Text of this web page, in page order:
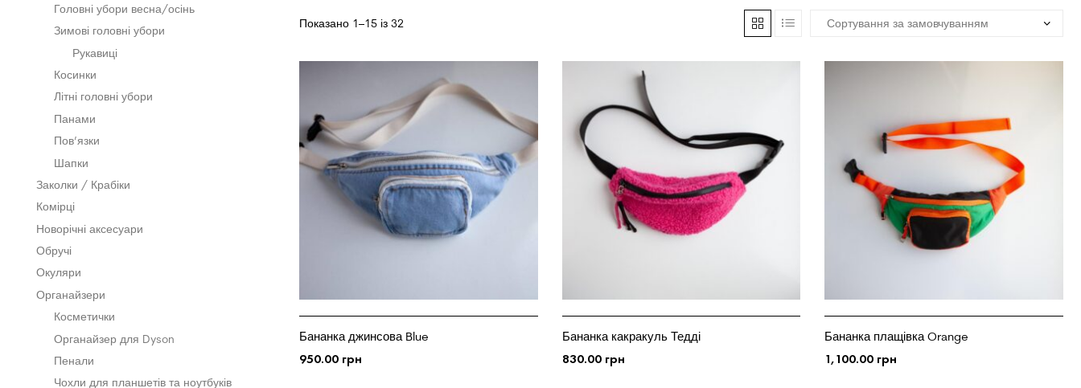
Показано 1–15 із 32
Бананка джинсова Blue
950.00 грн
Бананка какракуль Тедді
830.00 грн
Бананка плащівка Orange
1,100.00 грн
Головні убори весна/осінь
Зимові головні убори
Рукавиці
Косинки
Літні головні убори
Панами
Пов’язки
Шапки
Заколки / Крабіки
Комірці
Новорічні аксесуари
Обручі
Окуляри
Органайзери
Косметички
Органайзер для Dyson
Пенали
Чохли для планшетів та ноутбуків